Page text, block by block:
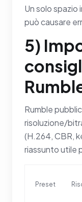
Un solo spazio
può causare
5)
Rumble
risoluzione/
(H.264, CBR,
riassunto utile
Preset